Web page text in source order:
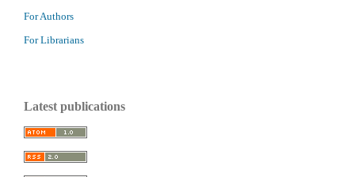
For Authors
For Librarians
Latest publications